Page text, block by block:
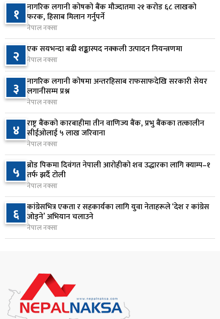
६
वीरगञ्जमा ट्यांकरको सिल खोलेर तेल निकाल्ने सात जना
रंगेहात पक्राउ
४ घण्टा अघि
७
जन्मसिद्ध नागरिकता कडा बनाउने ट्रम्पको नयाँ प्रयास, दुई
कार्यकारी आदेश जारी
४ घण्टा अघि
८ राप्रपाको निर्णय: बागमती प्रदेश सरकारमा सहभागी नहुने
५ घण्टा अघि
९
२५० रुपैयाँको सामान किन्दा कञ्चनपुरका उपभोक्ताले
जिते १० लाख
५ घण्टा अघि
१०
माछापुच्छ्रे बैंकको ‘एम–स्मार्ट’बाटै करदाता प्रोत्साहन
उपहार कार्यक्रममा सहभागी हुने सुविधा
५ घण्टा अघि
१ नागरिक लगानी कोषको बैंक मौज्दातमा २१ करोड ६८ लाखको
फरक, हिसाब मिलान गर्नुपर्ने
नेपाल नक्सा
२ एक सयभन्दा बढी शङ्कास्पद नक्कली उत्पादन नियन्त्रणमा
नेपाल नक्सा
३ नागरिक लगानी कोषमा अन्तरहिसाब राफसाफदेखि सरकारी सेयर
लगानीसम्म प्रश्न
नेपाल नक्सा
४ राष्ट्र बैंकको कारबाहीमा तीन वाणिज्य बैंक, प्रभु बैंकका तत्कालीन
सीईओलाई ५ लाख जरिवाना
नेपाल नक्सा
५ ब्रोड पिकमा दिवंगत नेपाली आरोहीको शव उद्धारका लागि क्याम्प–१
तर्फ झर्दै टोली
नेपाल नक्सा
६ कांग्रेसभित्र एकता र सहकार्यका लागि युवा नेताहरूले ‘देश र कांग्रेस
जोड्ने’ अभियान चलाउने
नेपाल नक्सा